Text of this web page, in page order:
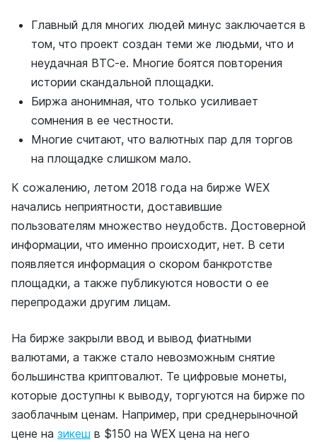
Главный для многих людей минус заключается в
том, что проект создан теми же людьми, что и
неудачная BTC-e. Многие боятся повторения
истории скандальной площадки.
Биржа анонимная, что только усиливает
сомнения в ее честности.
Многие считают, что валютных пар для торгов
на площадке слишком мало.
К сожалению, летом 2018 года на бирже WEX
начались неприятности, доставившие
пользователям множество неудобств. Достоверной
информации, что именно происходит, нет. В сети
появляется информация о скором банкротстве
площадки, а также публикуются новости о ее
перепродажи другим лицам.
На бирже закрыли ввод и вывод фиатными
валютами, а также стало невозможным снятие
большинства криптовалют. Те цифровые монеты,
которые доступны к выводу, торгуются на бирже по
заоблачным ценам. Например, при среднерыночной
цене на зикеш в $150 на WEX цена на него